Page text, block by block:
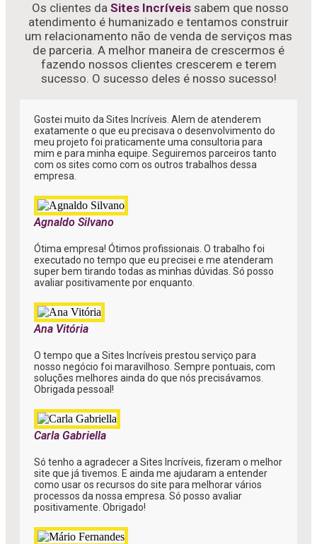
Os clientes da Sites Incríveissabem que nosso
atendimento é humanizado e tentamos construir
um relacionamento não de venda de serviços mas
de parceria. A melhor maneira de crescermos é
fazendo nossos clientes crescerem e terem
sucesso. O sucesso deles é nosso sucesso!
Gostei muito da Sites Incríveis. Alem de atenderem
exatamente o que eu precisava o desenvolvimento do
meu projeto foi praticamente uma consultoria para
mim e para minha equipe. Seguiremos parceiros tanto
com os sites como com os outros trabalhos dessa
empresa.
Agnaldo Silvano
Ótima empresa! Ótimos profissionais. O trabalho foi
executado no tempo que eu precisei e me atenderam
super bem tirando todas as minhas dúvidas. Só posso
avaliar positivamente por enquanto.
Ana Vitória
O tempo que a Sites Incríveis prestou serviço para
nosso negócio foi maravilhoso. Sempre pontuais, com
soluções melhores ainda do que nós precisávamos.
Obrigada pessoal!
Carla Gabriella
Só tenho a agradecer a Sites Incríveis, fizeram o melhor
site que já tivemos. E ainda me ajudaram a entender
como usar os recursos do site para melhorar vários
processos da nossa empresa. Só posso avaliar
positivamente. Obrigado!